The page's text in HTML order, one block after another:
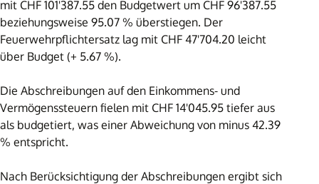
mit CHF 101'387.55 den Budgetwert um CHF 96'387.55
beziehungsweise 95.07 % überstiegen. Der
Feuerwehrpflichtersatz lag mit CHF 47'704.20 leicht
über Budget (+ 5.67 %).
Die Abschreibungen auf den Einkommens- und
Vermögenssteuern fielen mit CHF 14'045.95 tiefer aus
als budgetiert, was einer Abweichung von minus 42.39
% entspricht.
Nach Berücksichtigung der Abschreibungen ergibt sich